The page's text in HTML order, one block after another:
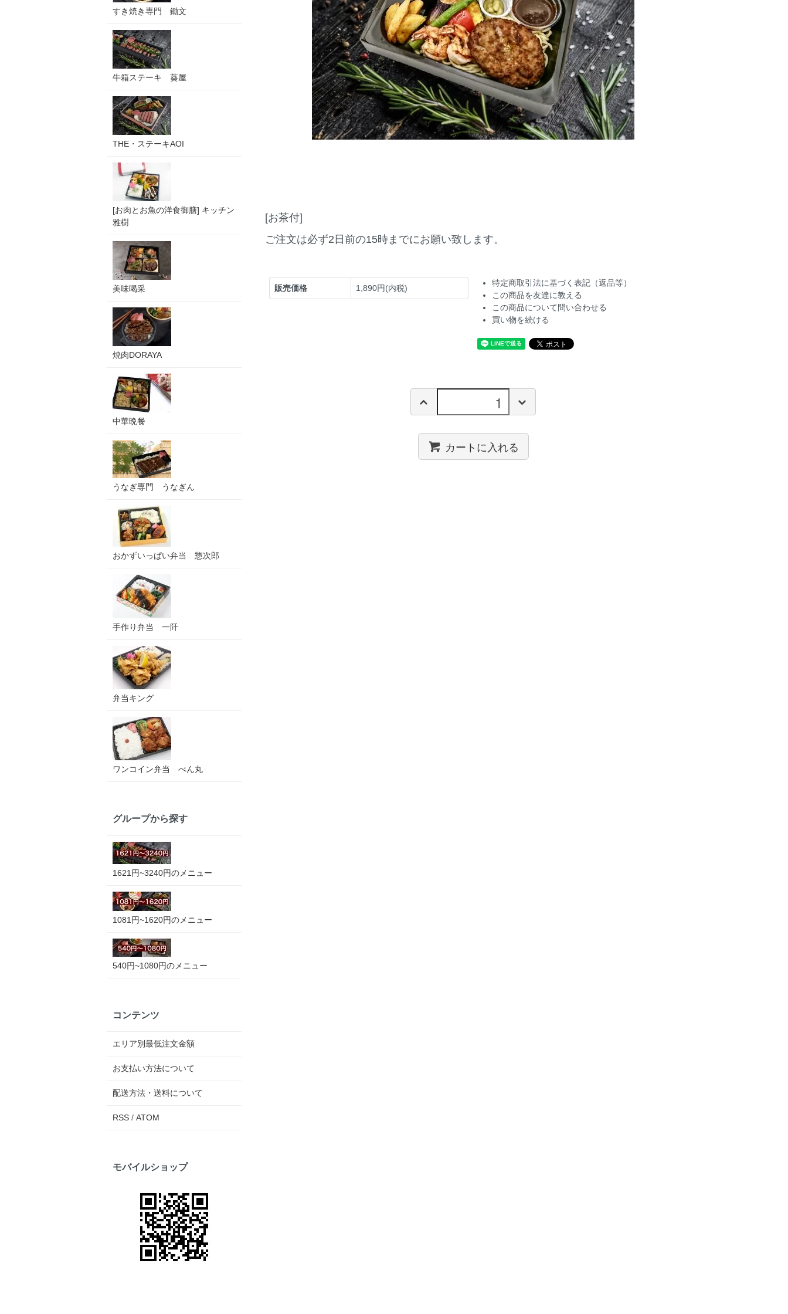
[お茶付]
ご注文は必ず2日前の15時までにお願い致します。
販売価格 1,890円(内税)
特定商取引法に基づく表記（返品等）
この商品を友達に教える
この商品について問い合わせる
買い物を続ける
カートに入れる
すき焼き専門 鋤文
牛箱ステーキ 葵屋
THE・ステーキAOI
[お肉とお魚の洋食御膳] キッチン
雅樹
美味喝采
焼肉DORAYA
中華晩餐
うなぎ専門 うなぎん
おかずいっぱい弁当 惣次郎
手作り弁当 一阡
弁当キング
ワンコイン弁当 べん丸
グループから探す
1621円~3240円のメニュー
1081円~1620円のメニュー
540円~1080円のメニュー
コンテンツ
エリア別最低注文金額
お支払い方法について
配送方法・送料について
RSS / ATOM
モバイルショップ